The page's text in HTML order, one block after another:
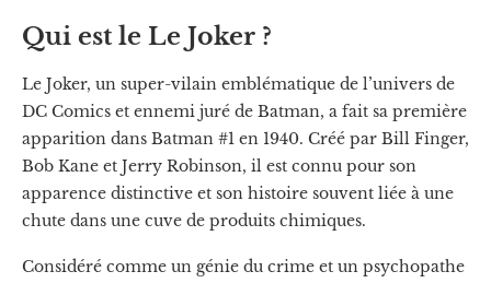
Qui est le Le Joker ?
Le Joker, un super-vilain emblématique de l’univers de
DC Comics et ennemi juré de Batman, a fait sa première
apparition dans Batman #1 en 1940. Créé par Bill Finger,
Bob Kane et Jerry Robinson, il est connu pour son
apparence distinctive et son histoire souvent liée à une
chute dans une cuve de produits chimiques.
Considéré comme un génie du crime et un psychopathe